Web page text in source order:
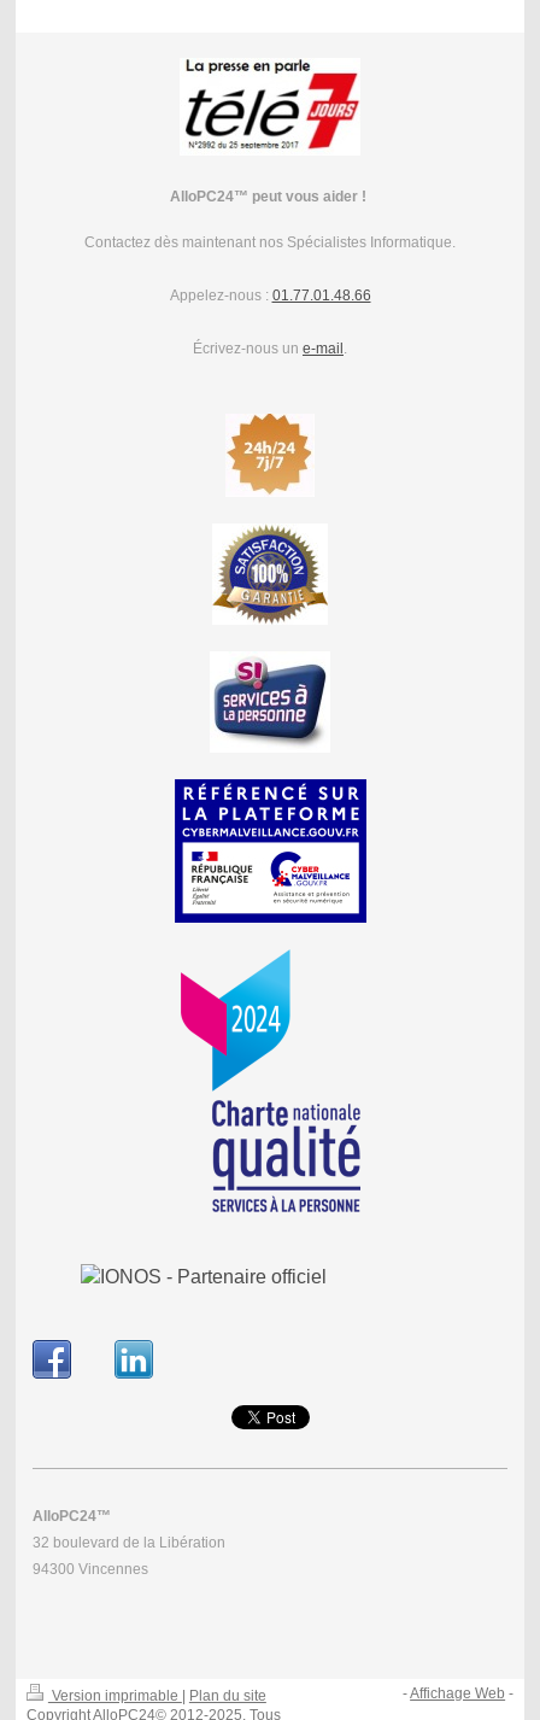
AlloPC24™ peut vous aider !
Contactez dès maintenant nos Spécialistes Informatique.
Appelez-nous : 01.77.01.48.66
Écrivez-nous un e-mail
AlloPC24™
32 boulevard de la Libération
94300 Vincennes
Version imprimable
Plan du site
Copyright AlloPC24© 2012-2025. Tous
-Affichage Web -